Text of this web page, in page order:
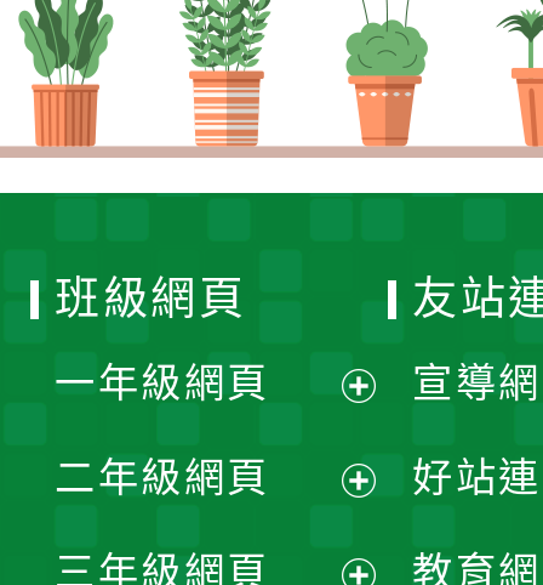
班級網頁
一年級網頁
開
二年級網頁
三年級網頁
友站
宣導
好站
教育